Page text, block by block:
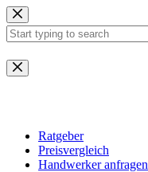
Zum
Inhalt
springen
Keine
Ergebnisse
Ratgeber
Preisvergleich
Handwerker anfragen